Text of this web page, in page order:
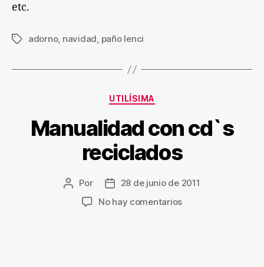
etc.
Etiquetas
adorno, navidad, paño lenci
Categorías
UTILÍSIMA
Manualidad con cd`s
reciclados
Autor
Por
Fecha
de
28 de junio de 2011
No hay comentariosen